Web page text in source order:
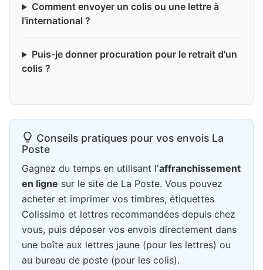
Comment envoyer un colis ou une lettre à
l'international ?
Puis-je donner procuration pour le retrait d'un
colis ?
Conseils pratiques pour vos envois La
Poste
Gagnez du temps en utilisant l'affranchissement
en ligne sur le site de La Poste. Vous pouvez
acheter et imprimer vos timbres, étiquettes
Colissimo et lettres recommandées depuis chez
vous, puis déposer vos envois directement dans
une boîte aux lettres jaune (pour les lettres) ou
au bureau de poste (pour les colis).